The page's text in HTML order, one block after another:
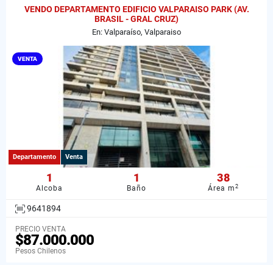
VENDO DEPARTAMENTO EDIFICIO VALPARAISO PARK (AV.
BRASIL - GRAL CRUZ)
En: Valparaíso, Valparaiso
VENTA
Departamento Venta
1
Alcoba
1
Baño
38
Área m2
9641894
PRECIO VENTA
$87.000.000
Pesos Chilenos